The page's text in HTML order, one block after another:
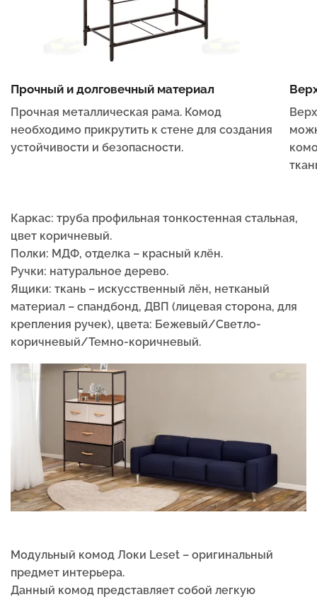
Прочный и долговечный материал
Прочная металлическая рама. Комод
необходимо прикрутить к стене для создания
устойчивости и безопасности.
Каркас: труба профильная тонкостенная стальная,
цвет коричневый.
Полки: МДФ, отделка – красный клён.
Ручки: натуральное дерево.
Ящики: ткань – искусственный лён, нетканый
материал – спандбонд, ДВП (лицевая сторона, для
крепления ручек), цвета: Бежевый/Светло-
коричневый/Темно-коричневый.
Модульный комод Локи Leset – оригинальный
предмет интерьера.
Данный комод представляет собой легкую